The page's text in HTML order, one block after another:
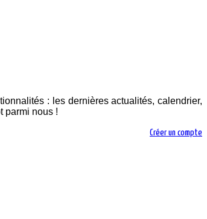
: les dernières actualités, calendrier,
parmi nous !
Créer un compte